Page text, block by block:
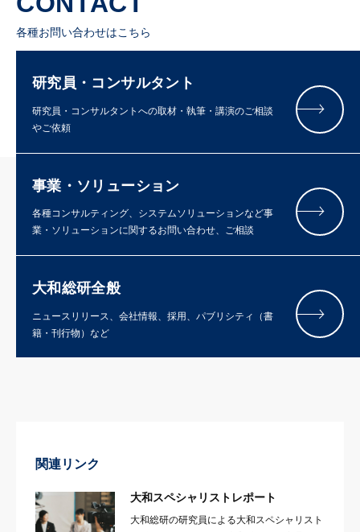
各種お問い合わせはこちら
研究員・コンサルタント
研究員・コンサルタントへの取材・執筆・講演のご相談
やご依頼
事業・ソリューション
各種コンサルティング、システムソリューションなど事
業・ソリューションに関するお問い合わせ、ご相談
大和総研全般
ニュースリリース、会社情報、採用、パブリシティ（書
籍・刊行物）など
関連リンク
大和スペシャリストレポート
大和総研の研究員による大和スペシャリスト